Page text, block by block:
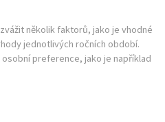
několik faktorů, jako je vhodné
jednotlivých ročních období.
preference, jako je například
užitečné tipy a triky pro
do nového vozidla. Zvláštní